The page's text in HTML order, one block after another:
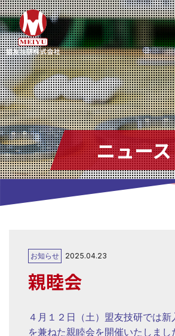
ニュース
お知らせ 2025.04.23
親睦会
４月１２日（土）盟友技研では
を兼ねた親睦会を開催いたしまし